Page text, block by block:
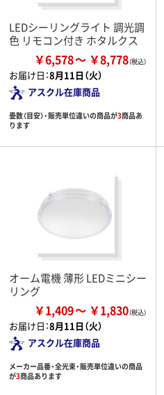
LEDシーリングライト 調光調
色 リモコン付き ホタルクス
￥6,578 ￥8,778
お届け日：8月11日（火）
アスクル在庫商品
畳数（目安）・販売単位違いの商品が3商品あ
ります
オーム電機 薄形 LEDミニシー
リング
￥1,409 ￥1,830
お届け日：8月11日（火）
アスクル在庫商品
メーカー品番・全光束・販売単位違いの商品
が3商品あります